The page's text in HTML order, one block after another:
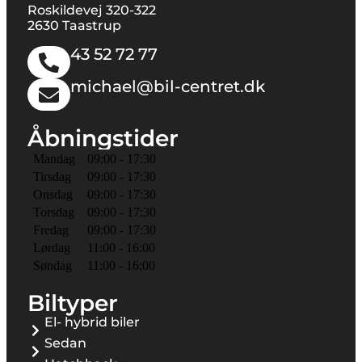
Roskildevej 320-322
2630 Taastrup
43 52 72 77
michael@bil-centret.dk
Åbningstider
Mandag
09:00 - 17:30
Tirsdag
09:00 - 17:30
Onsdag
09:00 - 17:30
Torsdag
09:00 - 17:30
Fredag
09:00 - 17:30
Lørdag
11:00 - 16:00
Søndag
11:00 - 16:00
Biltyper
El- hybrid biler
Sedan